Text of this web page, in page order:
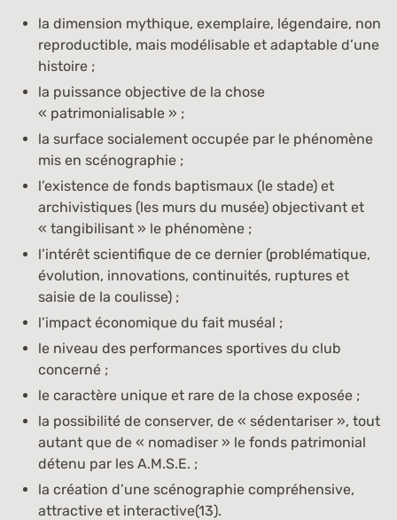
la dimension mythique, exemplaire, légendaire, non
reproductible, mais modélisable et adaptable d’une
histoire ;
la puissance objective de la chose
« patrimonialisable » ;
la surface socialement occupée par le phénomène
mis en scénographie ;
l’existence de fonds baptismaux (le stade) et
archivistiques (les murs du musée) objectivant et
« tangibilisant » le phénomène ;
l’intérêt scientifique de ce dernier (problématique,
évolution, innovations, continuités, ruptures et
saisie de la coulisse) ;
l’impact économique du fait muséal ;
le niveau des performances sportives du club
concerné ;
le caractère unique et rare de la chose exposée ;
la possibilité de conserver, de « sédentariser », tout
autant que de « nomadiser » le fonds patrimonial
détenu par les A.M.S.E. ;
la création d’une scénographie compréhensive,
attractive et interactive(13).